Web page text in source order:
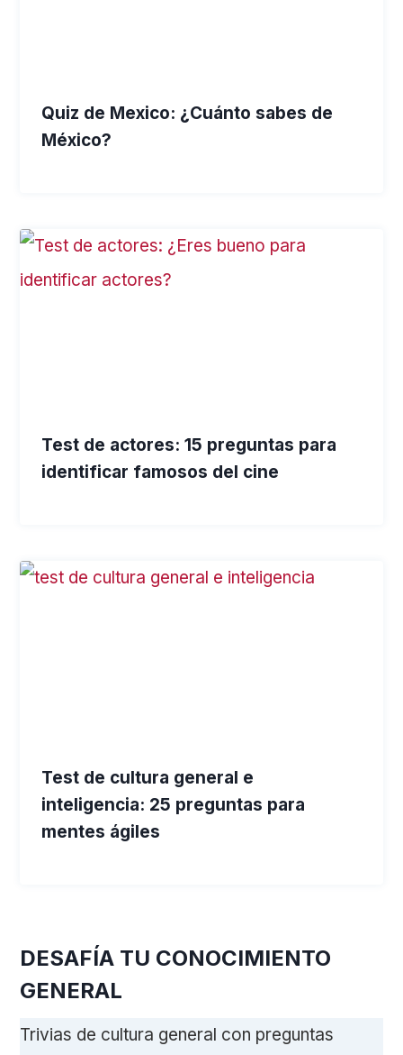
Quiz de Mexico: ¿Cuánto sabes de
México?
Test de actores: 15 preguntas para
identificar famosos del cine
Test de cultura general e
inteligencia: 25 preguntas para
mentes ágiles
DESAFÍA TU CONOCIMIENTO
GENERAL
Trivias de cultura general con preguntas